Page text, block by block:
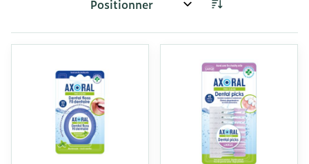
Trier par: